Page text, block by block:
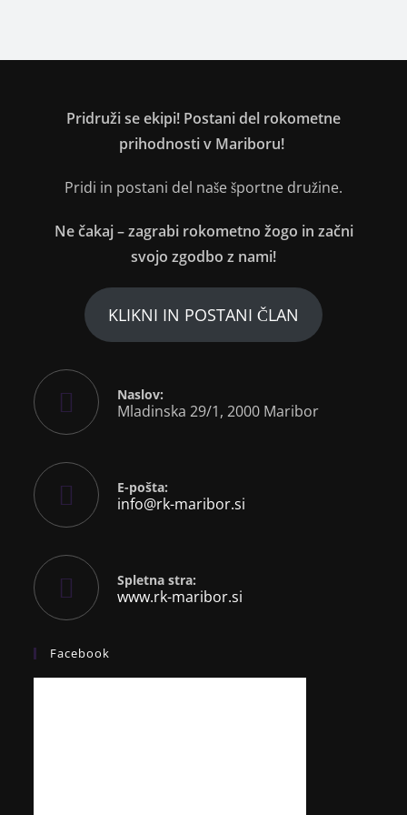
Pridruži se ekipi! Postani del rokometne
prihodnosti v Mariboru!
Pridi in postani del naše športne družine.
Ne čakaj – zagrabi rokometno žogo in začni
svojo zgodbo z nami!
KLIKNI IN POSTANI ČLAN
Naslov:
Mladinska 29/1, 2000 Maribor
E-pošta:
info@rk-maribor.si
Spletna stra:
www.rk-maribor.si
Facebook